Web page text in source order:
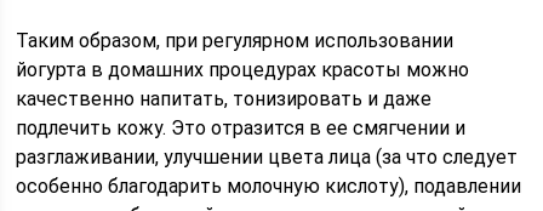
Таким образом, при регулярном использовании
йогурта в домашних процедурах красоты можно
качественно напитать, тонизировать и даже
подлечить кожу. Это отразится в ее смягчении и
разглаживании, улучшении цвета лица (за что следует
особенно благодарить молочную кислоту), подавлении